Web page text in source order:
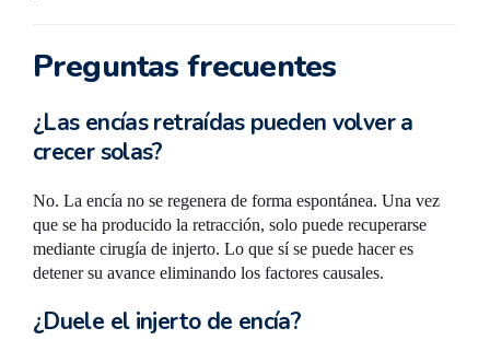
Preguntas frecuentes
¿Las encías retraídas pueden volver a
crecer solas?
No. La encía no se regenera de forma espontánea. Una vez
que se ha producido la retracción, solo puede recuperarse
mediante cirugía de injerto. Lo que sí se puede hacer es
detener su avance eliminando los factores causales.
¿Duele el injerto de encía?